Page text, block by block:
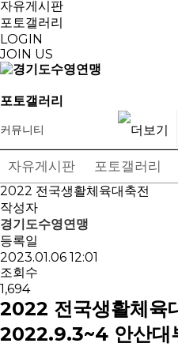
자유게시판
포토갤러리
LOGIN
JOIN US
포토갤러리
커뮤니티
자유게시판 포토갤러리
2022 전국생활체육대축전
작성자
경기도수영연맹
등록일
2023.01.06 12:01
조회수
1,694
2022 전국생활체육
2022.9.3~4 안산대